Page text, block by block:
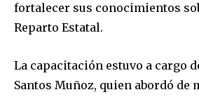
fortalecer sus conocimientos
Reparto Estatal.
La capacitación estuvo a cargo
Santos Muñoz, quien abordó de